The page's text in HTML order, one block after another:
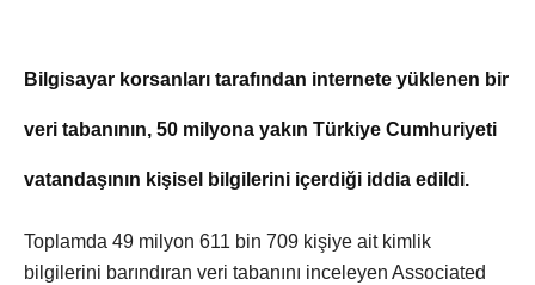
Bilgisayar korsanları tarafından internete yüklenen bir
veri tabanının, 50 milyona yakın Türkiye Cumhuriyeti
vatandaşının kişisel bilgilerini içerdiği iddia edildi.
Toplamda 49 milyon 611 bin 709 kişiye ait kimlik
bilgilerini barındıran veri tabanını inceleyen Associated